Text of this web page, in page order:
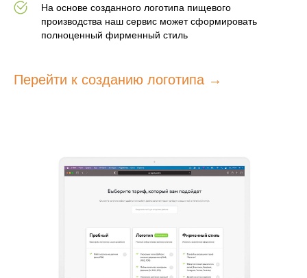
На основе созданного логотипа пищевого
производства наш сервис может сформировать
полноценный фирменный стиль
Перейти к созданию логотипа